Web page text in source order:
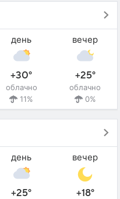
день
+30°
облачно
11%
вечер
+25°
облачно
0%
день
+25°
вечер
+18°